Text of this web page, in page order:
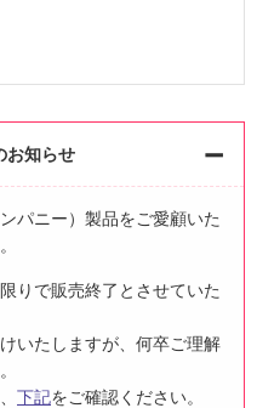
お知らせ
パニー）製品をご愛顧いた
りで販売終了とさせていた
いたしますが、何卒ご理解
下記をご確認ください。